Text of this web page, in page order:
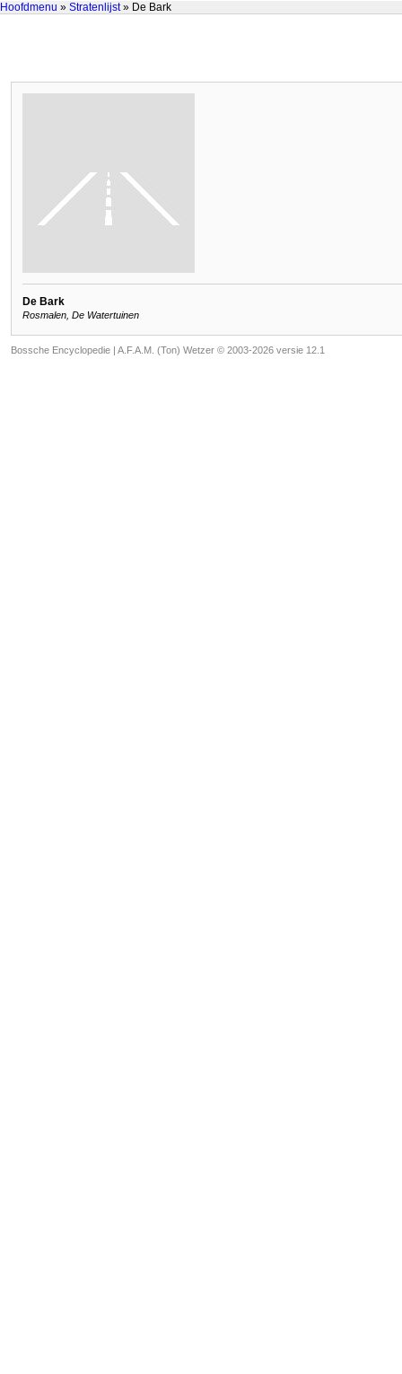
Hoofdmenu » Stratenlijst» De Bark
De Bark
Rosmalen, De Watertuinen
Bossche Encyclopedie | A.F.A.M. (Ton) Wetzer © 2003-2026 versie 12.1